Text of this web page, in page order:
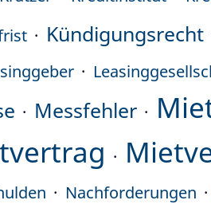
Kündigungsrecht
Messfehler
Nachforderungen